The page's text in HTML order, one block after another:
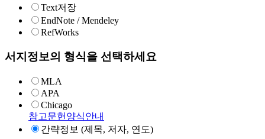
Text저장
EndNote / Mendeley
RefWorks
서지정보의 형식을 선택하세요
MLA
APA
Chicago
참고문헌양식안내
간략정보 (제목, 저자, 연도)